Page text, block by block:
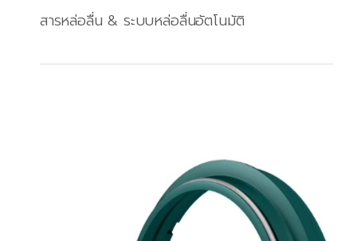
สารหล่อลื่น & ระบบหล่อลื่นอัตโนมัติ